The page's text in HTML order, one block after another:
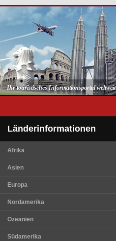
Ihr touristisches Informationsportal weltweit
Länderinformationen
Afrika
Asien
Europa
Nordamerika
Ozeanien
Südamerika